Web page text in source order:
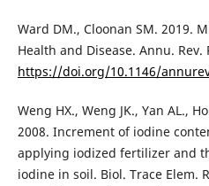
Ward DM., Cloonan SM. 2019.
Health and Disease. Annu. Rev.
https://doi.org/10.1146/
Weng HX., Weng JK., Yan AL.,
2008. Increment of iodine
applying iodized fertilizer and
iodine in soil. Biol. Trace Elem.